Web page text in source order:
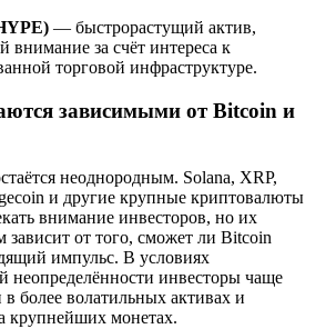
— быстрорастущий актив,
за счёт интереса к
торговой инфраструктуре.
зависимыми от Bitcoin и
неоднородным. Solana, XRP,
и другие крупные криптовалюты
внимание инвесторов, но их
от того, сможет ли Bitcoin
импульс. В условиях
неопределённости инвесторы чаще
более волатильных активах и
крупнейших монетах.